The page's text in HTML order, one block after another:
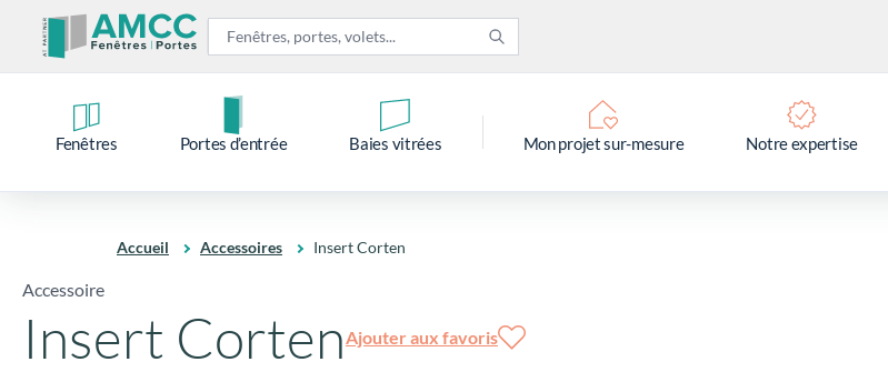
Fenêtres Portes d’entrée Baies vitrées Mon projet sur-mesure Notre expertise
Accueil Accessoires Insert Corten
Accessoire
Insert CortenAjouter aux favoris